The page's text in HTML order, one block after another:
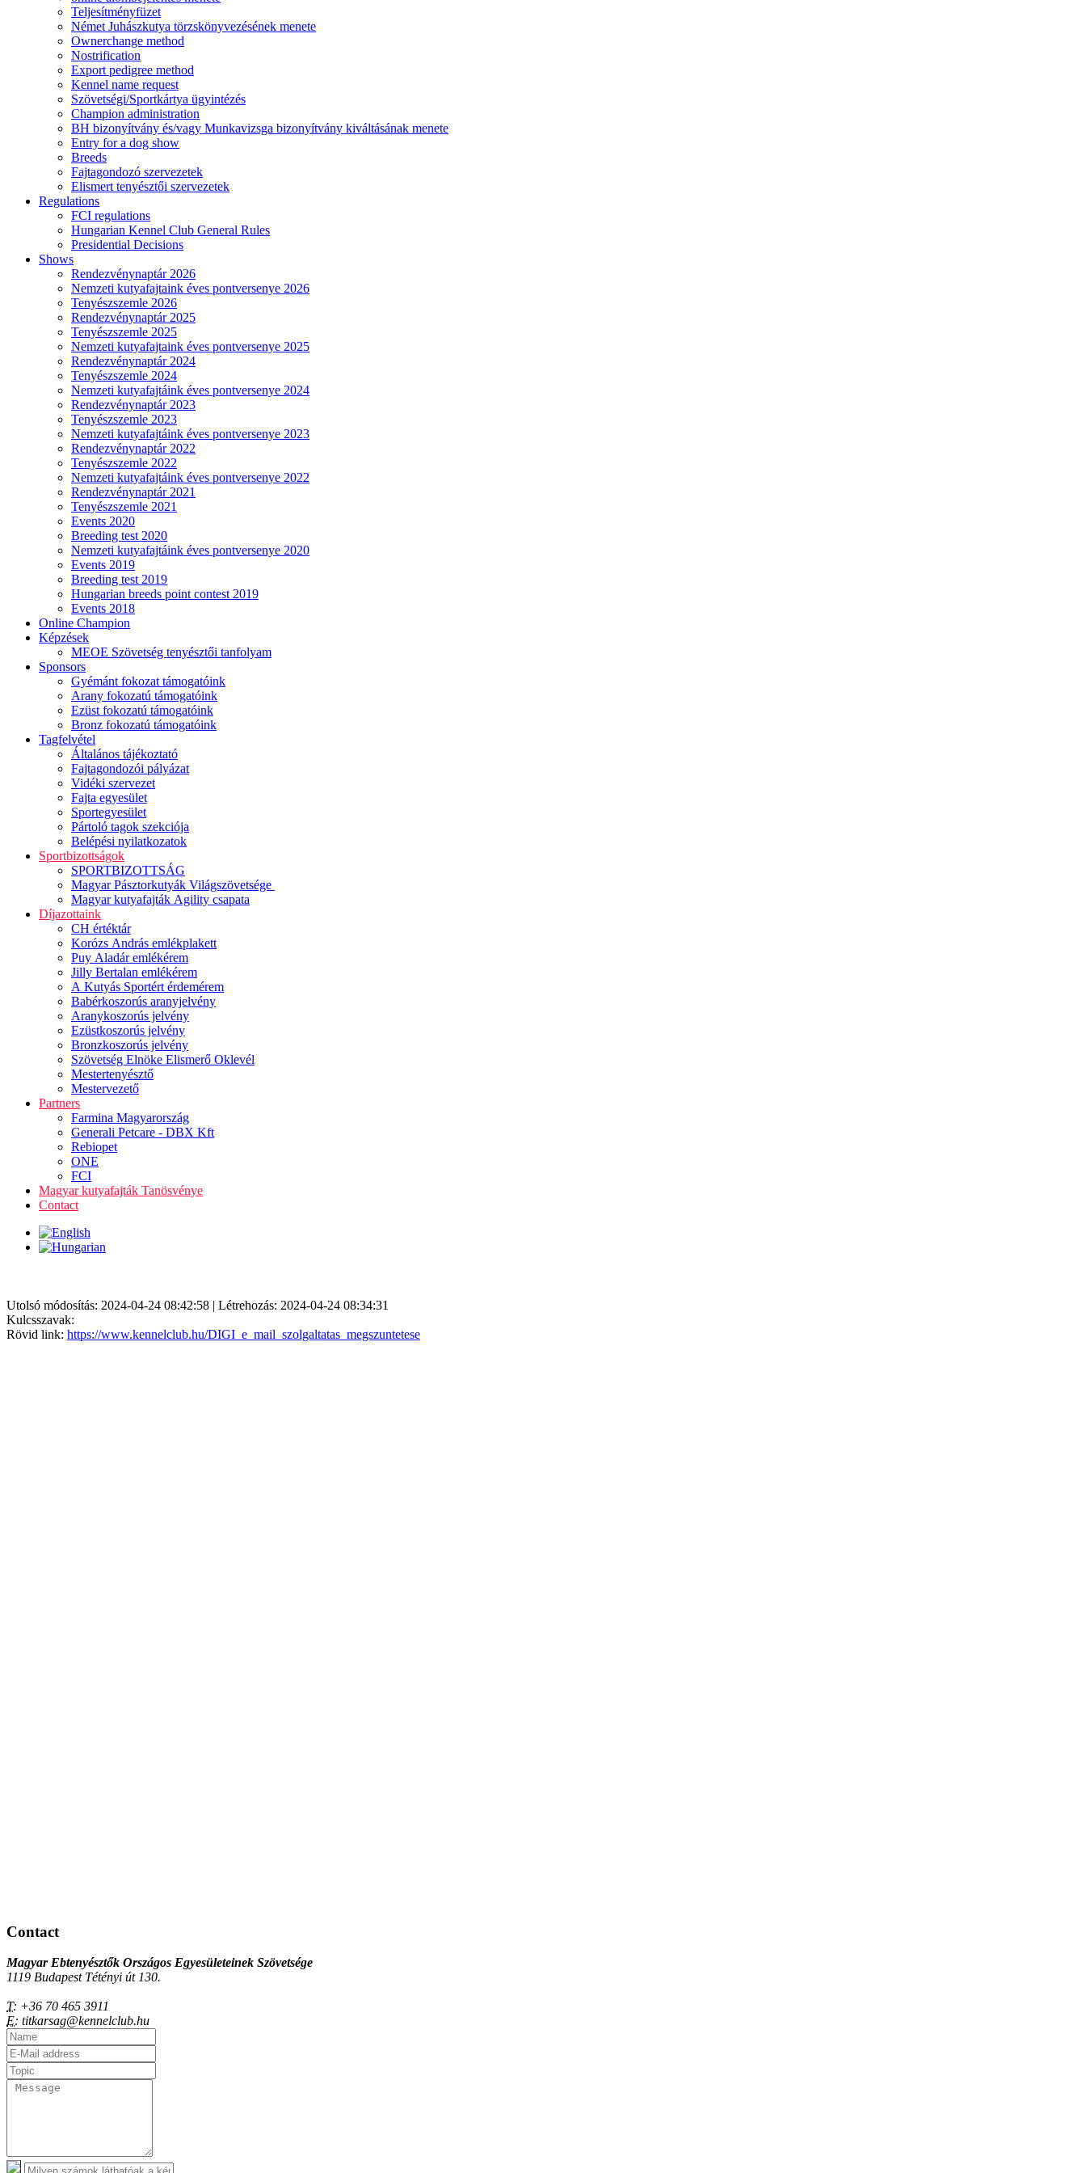
Teljesítményfüzet
Német Juhászkutya törzskönyvezésének menete
Ownerchange method
Nostrification
Export pedigree method
Kennel name request
Szövetségi/Sportkártya ügyintézés
Champion administration
BH bizonyítvány és/vagy Munkavizsga bizonyítvány kiváltásának menete
Entry for a dog show
Breeds
Fajtagondozó szervezetek
Elismert tenyésztői szervezetek
Regulations
FCI regulations
Hungarian Kennel Club General Rules
Presidential Decisions
Shows
Rendezvénynaptár 2026
Nemzeti kutyafajtaink éves pontversenye 2026
Tenyészszemle 2026
Rendezvénynaptár 2025
Tenyészszemle 2025
Nemzeti kutyafajtaink éves pontversenye 2025
Rendezvénynaptár 2024
Tenyészszemle 2024
Nemzeti kutyafajtáink éves pontversenye 2024
Rendezvénynaptár 2023
Tenyészszemle 2023
Nemzeti kutyafajtáink éves pontversenye 2023
Rendezvénynaptár 2022
Tenyészszemle 2022
Nemzeti kutyafajtáink éves pontversenye 2022
Rendezvénynaptár 2021
Tenyészszemle 2021
Events 2020
Breeding test 2020
Nemzeti kutyafajtáink éves pontversenye 2020
Events 2019
Breeding test 2019
Hungarian breeds point contest 2019
Events 2018
Online Champion
Képzések
MEOE Szövetség tenyésztői tanfolyam
Sponsors
Gyémánt fokozat támogatóink
Arany fokozatú támogatóink
Ezüst fokozatú támogatóink
Bronz fokozatú támogatóink
Tagfelvétel
Általános tájékoztató
Fajtagondozói pályázat
Vidéki szervezet
Fajta egyesület
Sportegyesület
Pártoló tagok szekciója
Belépési nyilatkozatok
Sportbizottságok
SPORTBIZOTTSÁG
Magyar Pásztorkutyák Világszövetsége
Magyar kutyafajták Agility csapata
Díjazottaink
CH értéktár
Korózs András emlékplakett
Puy Aladár emlékérem
Jilly Bertalan emlékérem
A Kutyás Sportért érdemérem
Babérkoszorús aranyjelvény
Aranykoszorús jelvény
Ezüstkoszorús jelvény
Bronzkoszorús jelvény
Szövetség Elnöke Elismerő Oklevél
Mestertenyésztő
Mestervezető
Partners
Farmina Magyarország
Generali Petcare - DBX Kft
Rebiopet
ONE
FCI
Magyar kutyafajták Tanösvénye
Contact
Utolsó módosítás: 2024-04-24 08:42:58 | Létrehozás: 2024-04-24 08:34:31
Kulcsszavak:
Rövid link: https://www.kennelclub.hu/DIGI_e_mail_szolgaltatas_megszuntetese
Contact
Magyar Ebtenyésztők Országos Egyesületeinek Szövetsége
1119 Budapest Tétényi út 130.
T: +36 70 465 3911
E: titkarsag@kennelclub.hu